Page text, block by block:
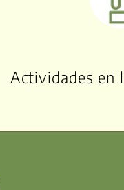
Actividades en